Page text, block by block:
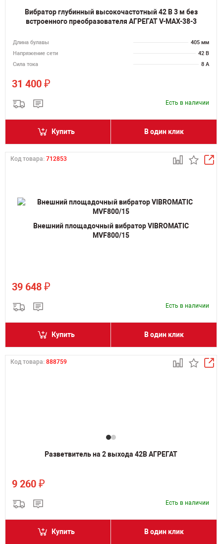
Вибратор глубинный высокочастотный 42 В 3 м без
встроенного преобразователя АГРЕГАТ V-MAX-38-3
Длина булавы
405 мм
Напряжение сети
42 В
Сила тока
8 А
31 400 ₽
Есть в наличии
Купить В один клик
Код товара: 712853
Внешний площадочный вибратор VIBROMATIC
MVF800/15
39 648 ₽
Есть в наличии
Купить В один клик
Код товара: 888759
Разветвитель на 2 выхода 42В АГРЕГАТ
9 260 ₽
Есть в наличии
Купить В один клик